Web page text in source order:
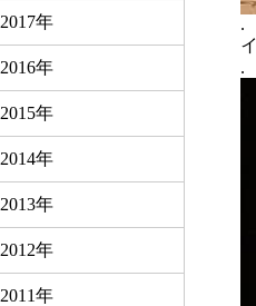
.
.
2017年
2016年
2015年
2014年
2013年
2012年
2011年